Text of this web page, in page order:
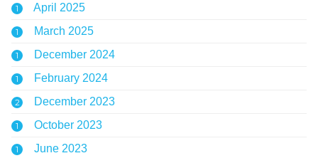
1 April 2025
1 March 2025
1 December 2024
1 February 2024
2 December 2023
1 October 2023
1 June 2023